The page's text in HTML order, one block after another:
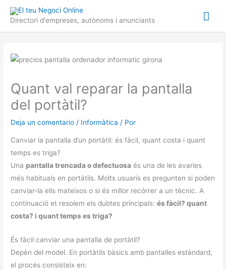
contenido
Directori d'empreses, autònoms i anunciants
Quant val reparar la pantalla
del portàtil?
Deja un comentario / Informàtica / Por
Canviar la pantalla d’un portàtil: és fàcil, quant costa i quant
temps es triga?
Una pantalla trencada o defectuosa és una de les avaries
més habituals en portàtils. Molts usuaris es pregunten si poden
canviar-la ells mateixos o si és millor recórrer a un tècnic. A
continuació et resolem els dubtes principals:és fàcil? quant
costa? i quant temps es triga?
És fàcil canviar una pantalla de portàtil?
Depèn del model. En portàtils bàsics amb pantalles estàndard,
el procés consisteix en: